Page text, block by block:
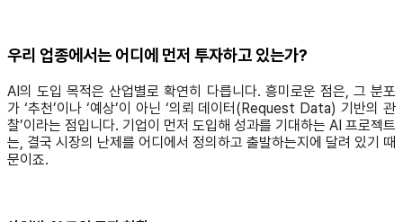
우리 업종에서는 어디에 먼저 투자하고 있는가?
AI의 도입 목적은 산업별로 확연히 다릅니다. 흥미로운 점은, 그 분포
가 ‘추천’이나 ‘예상’이 아닌 ‘의뢰 데이터(Request Data) 기반의 관
찰’이라는 점입니다. 기업이 먼저 도입해 성과를 기대하는 AI 프로젝트
는, 결국 시장의 난제를 어디에서 정의하고 출발하는지에 달려 있기 때
문이죠.